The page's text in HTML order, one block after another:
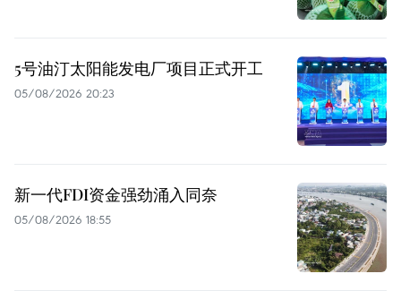
5号油汀太阳能发电厂项目正式开工
05/08/2026 20:23
新一代FDI资金强劲涌入同奈
05/08/2026 18:55